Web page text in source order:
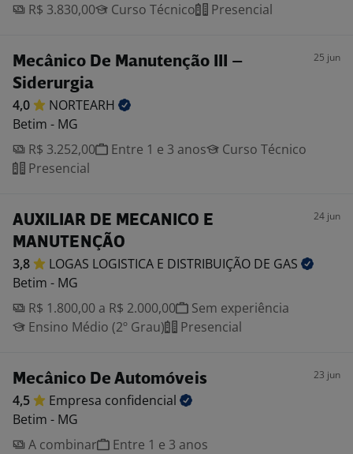
R$ 3.830,00
Curso Técnico Presencial
Mecânico De Manutenção III –
Siderurgia
25 jun
4,0
NORTEARH
Betim - MG
R$ 3.252,00
Entre 1 e 3 anos
Curso Técnico
Presencial
AUXILIAR DE MECANICO E
MANUTENÇÃO
24 jun
3,8 LOGAS LOGISTICA E DISTRIBUIÇÃO DE GAS
Betim - MG
R$ 1.800,00 a R$ 2.000,00
Sem experiência
Ensino Médio (2º Grau)
Presencial
Mecânico De Automóveis 23 jun
4,5 Empresa confidencial
Betim - MG
A combinar
Entre 1 e 3 anos